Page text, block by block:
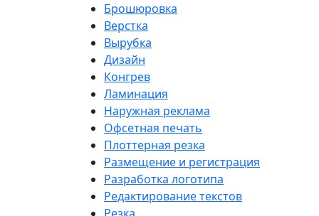
Брошюровка
Верстка
Вырубка
Дизайн
Конгрев
Ламинация
Наружная реклама
Офсетная печать
Плоттерная резка
Размещение и регистрация
Разработка логотипа
Редактирование текстов